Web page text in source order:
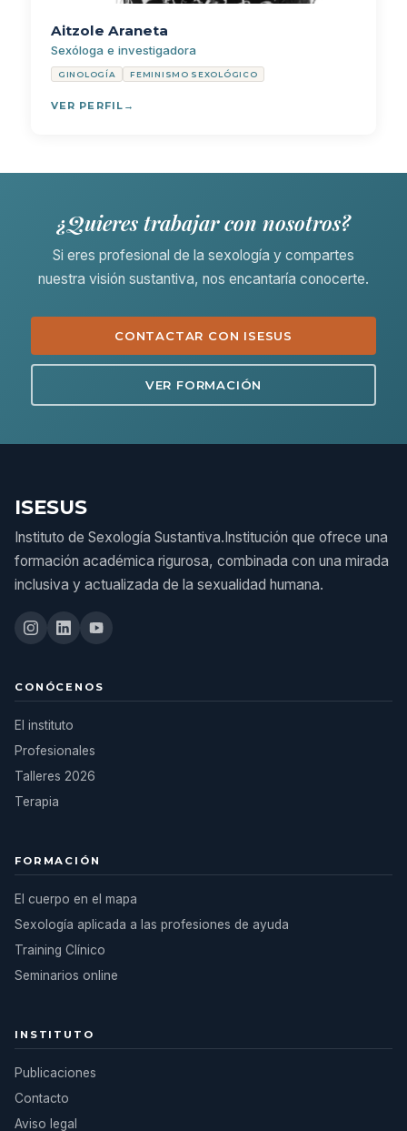
Aitzole Araneta
Sexóloga e investigadora
GINOLOGÍA FEMINISMO SEXOLÓGICO
VER PERFIL
¿Quieres trabajar con nosotros?
Si eres profesional de la sexología y compartes
nuestra visión sustantiva, nos encantaría conocerte.
CONTACTAR CON ISESUS
VER FORMACIÓN
ISESUS
Instituto de Sexología Sustantiva.Institución que ofrece una
formación académica rigurosa, combinada con una mirada
inclusiva y actualizada de la sexualidad humana.
CONÓCENOS
El instituto
Profesionales
Talleres 2026
Terapia
FORMACIÓN
El cuerpo en el mapa
Sexología aplicada a las profesiones de ayuda
Training Clínico
Seminarios online
INSTITUTO
Publicaciones
Contacto
Aviso legal